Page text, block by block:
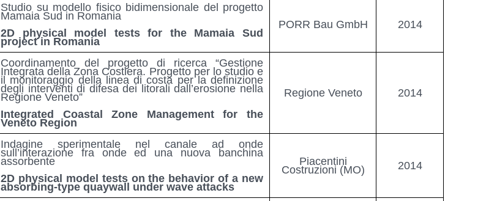
Studio su modello fisico bidimensionale del progetto
Mamaia Sud in Romania
2D physical model tests for the Mamaia Sud
project in Romania
PORR Bau GmbH 2014
Coordinamento del progetto di ricerca “Gestione
Integrata della Zona Costiera. Progetto per lo studio e
il monitoraggio della linea di costa per la definizione
degli interventi di difesa dei litorali dall’erosione nella
Regione Veneto”
Integrated Coastal Zone Management for the
Veneto Region
Regione Veneto 2014
Indagine sperimentale nel canale ad onde
sull’interazione fra onde ed una nuova banchina
assorbente
2D physical model tests on the behavior of a new
absorbing-type quaywall under wave attacks
Piacentini
Costruzioni (MO) 2014